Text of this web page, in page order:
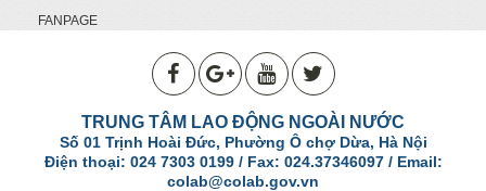
FANPAGE
TRUNG TÂM LAO ĐỘNG NGOÀI NƯỚC
Số 01 Trịnh Hoài Đức, Phường Ô chợ Dừa, Hà Nội
Điện thoại: 024 7303 0199 / Fax: 024.37346097 / Email:
colab@colab.gov.vn